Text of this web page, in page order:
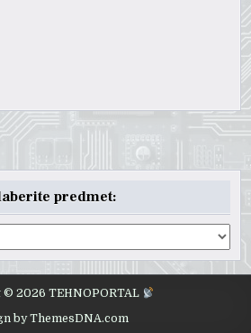
predmet:
2026 TEHNOPORTAL
by ThemesDNA.com